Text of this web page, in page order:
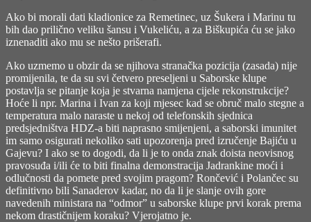
Ako bi morali dati kladionice za Remetinec, uz Šukera i Marinu tu
bih dao prilično veliku šansu i Vukeliću, a za Biškupića ću se jako
iznenaditi ako mu se nešto prišerafi.
Ako uzmemo u obzir da se njihova stranačka pozicija (zasada) nije
promijenila, te da su svi četvero preseljeni u Saborske klupe
postavlja se pitanje koja je stvarna namjena cijele rekonstrukcije?
Hoće li npr. Marina i Ivan za koji mjesec kad se obruč malo stegne a
temperatura malo naraste u nekoj od telefonskih sjednica
predsjedništva HDZ-a biti naprasno smijenjeni, a saborski imunitet
im samo osigurati nekoliko sati upozorenja pred izručenje Bajiću u
Gajevu? I ako se to dogodi, da li je to onda znak doista neovisnog
pravosuđa i/ili će to biti finalna demonstracija Jadrankine moći i
odlučnosti da pomete pred svojim pragom? Rončević i Polančec su
definitivno bili Sanaderov kadar, no da li je slanje ovih gore
navedenih ministara na “odmor” u saborske klupe prvi korak prema
nekom drastičnijem koraku? Vjerojatno je.